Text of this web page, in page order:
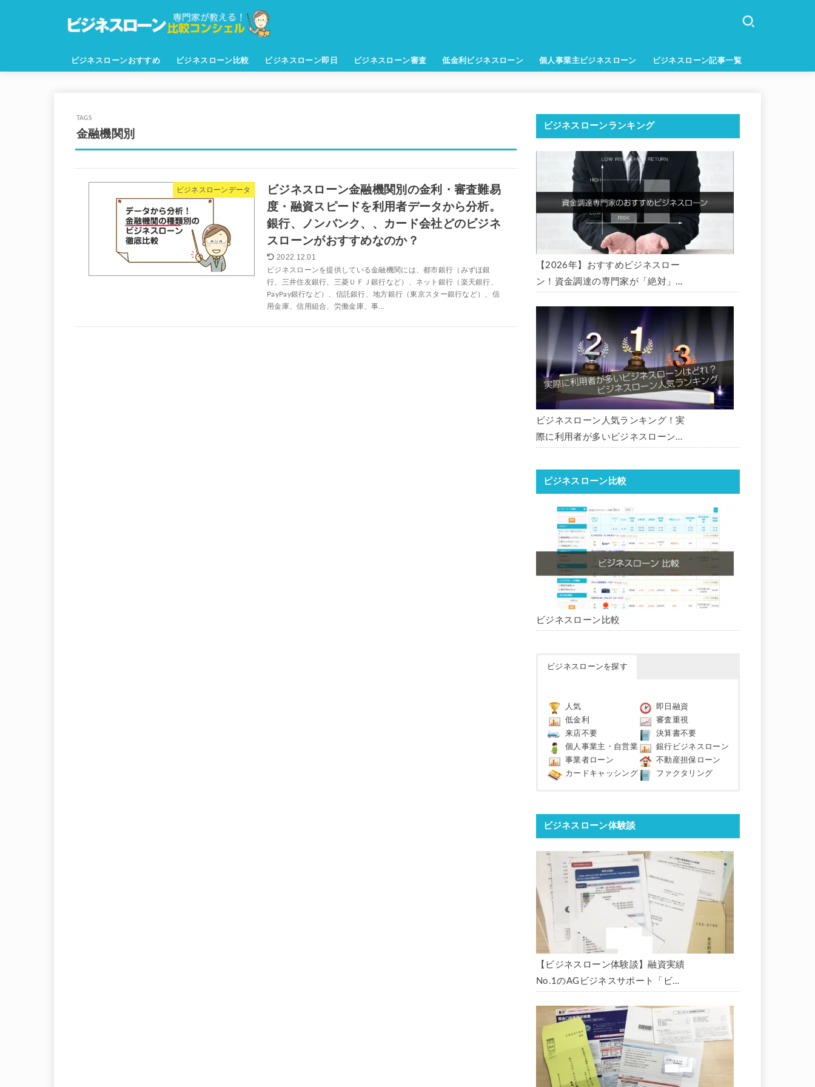
ビジネスローンおすすめ ビジネスローン比較 ビジネスローン即日 ビジネスローン審査 低金利ビジネスローン 個人事業主ビジネスローン ビジネスローン記事一覧
金融機関別
ビジネスローンデータ
ビジネスローン金融機関別の金利・審査難易
度・融資スピードを利用者データから分析。
銀行、ノンバンク、、カード会社どのビジネ
スローンがおすすめなのか？
2022.12.01
ビジネスローンを提供している金融機関には、都市銀行（みずほ銀
行、三井住友銀行、三菱ＵＦＪ銀行など）、ネット銀行（楽天銀行、
PayPay銀行など）、信託銀行、地方銀行（東京スター銀行など）、信
用金庫、信用組合、労働金庫、事...
ビジネスローンランキング
【2026年】おすすめビジネスロー
ン！資金調達の専門家が「絶対」に
業者ローン・商工ローンランキング
ビジネスローン人気ランキング！実
際に利用者が多いビジネスローンは
【2026年版】
ビジネスローン比較
ビジネスローン比較
ビジネスローンを探す
人気
即日融資
低金利
審査重視
来店不要
決算書不要
個人事業主・自営業
銀行ビジネスローン
事業者ローン
不動産担保ローン
カードキャッシング
ファクタリング
ビジネスローン体験談
【ビジネスローン体験談】融資実績
No.1のAGビジネスサポート「ビジ
枠で翌日に借りられました。全手順
を丁寧に解説します。